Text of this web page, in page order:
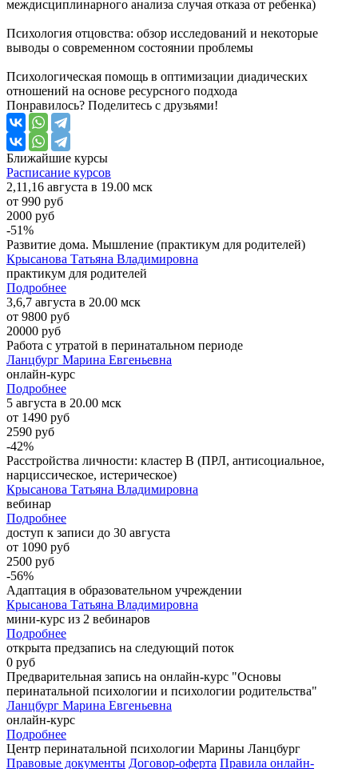
междисциплинарного анализа случая отказа от ребенка)
Психология отцовства: обзор исследований и некоторые
выводы о современном состоянии проблемы
Психологическая помощь в оптимизации диадических
отношений на основе ресурсного подхода
Понравилось? Поделитесь с друзьями!
Ближайшие курсы
Расписание курсов
2,11,16 августа в 19.00 мск
от 990 руб
2000 руб
-51%
Развитие дома. Мышление (практикум для родителей)
Крысанова Татьяна Владимировна
практикум для родителей
Подробнее
3,6,7 августа в 20.00 мск
от 9800 руб
20000 руб
Работа с утратой в перинатальном периоде
Ланцбург Марина Евгеньевна
онлайн-курс
Подробнее
5 августа в 20.00 мск
от 1490 руб
2590 руб
-42%
Расстройства личности: кластер B (ПРЛ, антисоциальное,
нарциссическое, истерическое)
Крысанова Татьяна Владимировна
вебинар
Подробнее
доступ к записи до 30 августа
от 1090 руб
2500 руб
-56%
Адаптация в образовательном учреждении
Крысанова Татьяна Владимировна
мини-курс из 2 вебинаров
Подробнее
открыта предзапись на следующий поток
0 руб
Предварительная запись на онлайн-курс "Основы
перинатальной психологии и психологии родительства"
Ланцбург Марина Евгеньевна
онлайн-курс
Подробнее
Центр перинатальной психологии Марины Ланцбург
Правовые документы Договор-оферта Правила онлайн-